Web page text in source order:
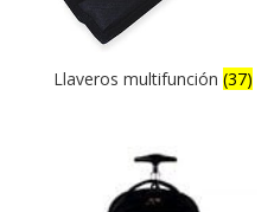
Llaveros multifunción (37)